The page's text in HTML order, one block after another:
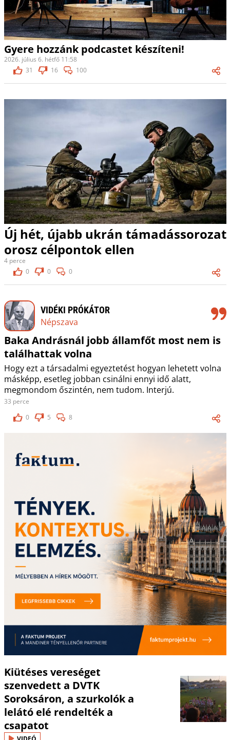
Gyere hozzánk podcastet készíteni!
2026. július 6. hétfő 11:58
31
16 100
Új hét, újabb ukrán támadássorozat
orosz célpontok ellen
4 perce
0
0 0
VIDÉKI PRÓKÁTOR
Népszava
Baka Andrásnál jobb államfőt most nem is
találhattak volna
Hogy ezt a társadalmi egyeztetést hogyan lehetett volna
másképp, esetleg jobban csinálni ennyi idő alatt,
megmondom őszintén, nem tudom. Interjú.
33 perce
0
5 8
Kiütéses vereséget
szenvedett a DVTK
Soroksáron, a szurkolók a
lelátó elé rendelték a
csapatot